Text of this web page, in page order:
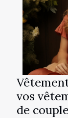
vos
de